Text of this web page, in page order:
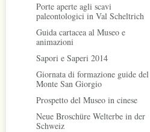
Porte aperte agli scavi
paleontologici in Val Scheltrich
Guida cartacea al Museo e
animazioni
Sapori e Saperi 2014
Giornata di formazione guide del
Monte San Giorgio
Prospetto del Museo in cinese
Neue Broschüre Welterbe in der
Schweiz